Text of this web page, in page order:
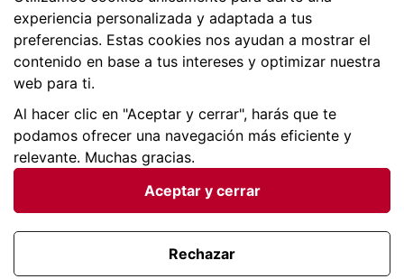
Condiciones generales |Privacidad de datos | Política
Viajes para ti SLU Copyright © BuscoUnChollo.com
experiencia personalizada y adaptada a tus
preferencias. Estas cookies nos ayudan a mostrar el
contenido en base a tus intereses y optimizar nuestra
web para ti.
Al hacer clic en "Aceptar y cerrar", harás que te
podamos ofrecer una navegación más eficiente y
relevante. Muchas gracias.
Aceptar y cerrar
Rechazar